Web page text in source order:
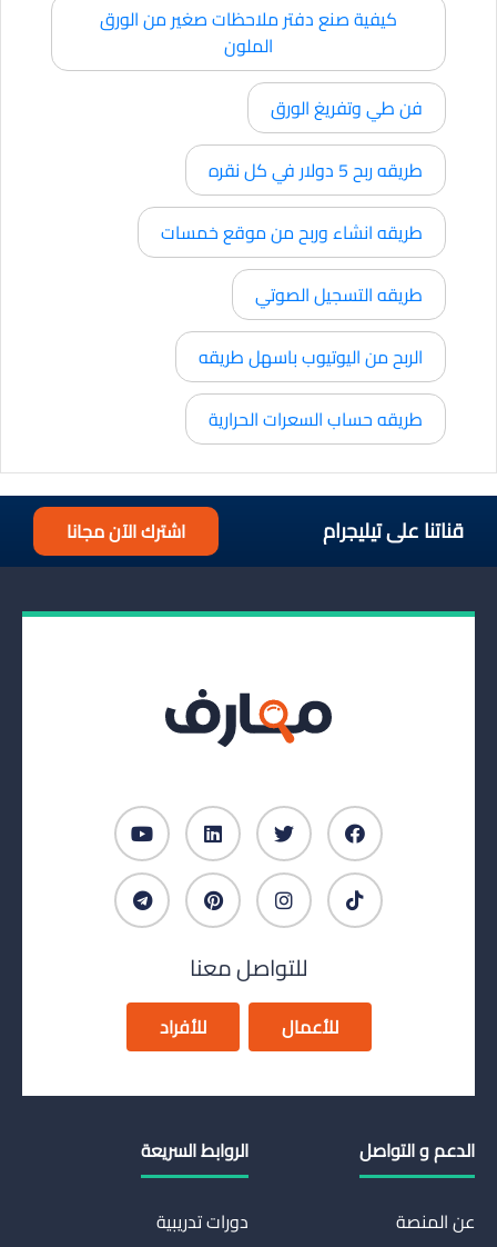
كيفية صنع دفتر ملاحظات صغير من الورق
الملون
فن طي وتفريغ الورق
طريقه ربح 5 دولار في كل نقره
طريقه انشاء وربح من موقع خمسات
طريقه التسجيل الصوتي
الربح من اليوتيوب باسهل طريقه
طريقه حساب السعرات الحرارية
قناتنا على تيليجرام اشترك الآن مجانا
للتواصل معنا
للأعمال للأفراد
الدعم و التواصل
عن المنصة
الروابط السريعة
دورات تدريبية